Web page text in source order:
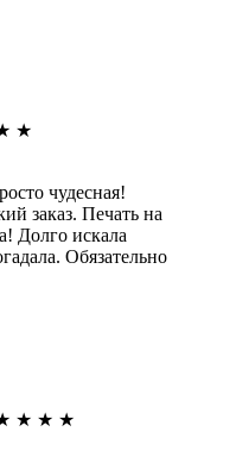
★
чудесная!
заказ. Печать на
Долго искала
Обязательно
★ ★ ★